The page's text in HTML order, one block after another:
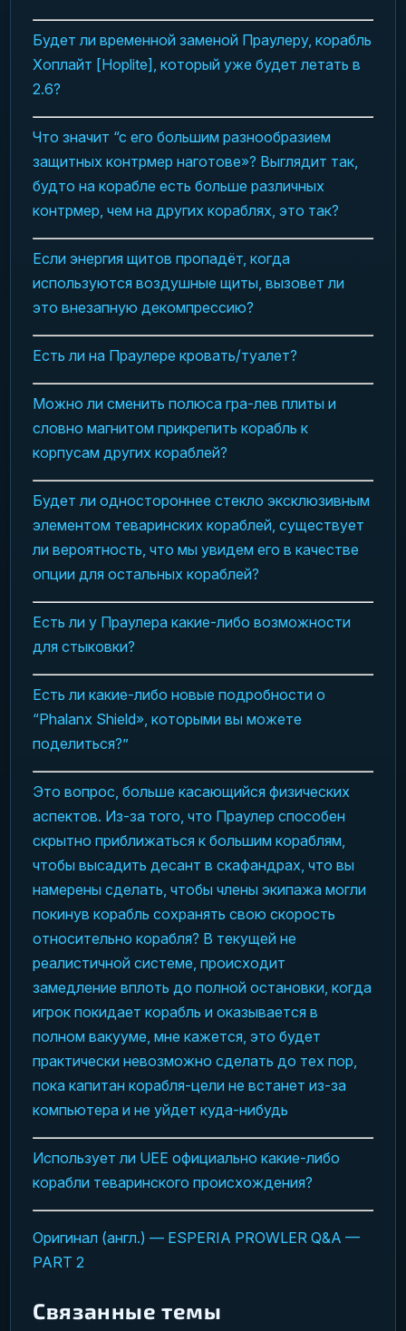
Будет ли временной заменой Праулеру, корабль
Хоплайт [Hoplite], который уже будет летать в
2.6?
Что значит “с его большим разнообразием
защитных контрмер наготове»? Выглядит так,
будто на корабле есть больше различных
контрмер, чем на других кораблях, это так?
Если энергия щитов пропадёт, когда
используются воздушные щиты, вызовет ли
это внезапную декомпрессию?
Есть ли на Праулере кровать/туалет?
Можно ли сменить полюса гра-лев плиты и
словно магнитом прикрепить корабль к
корпусам других кораблей?
Будет ли одностороннее стекло эксклюзивным
элементом теваринских кораблей, существует
ли вероятность, что мы увидем его в качестве
опции для остальных кораблей?
Есть ли у Праулера какие-либо возможности
для стыковки?
Есть ли какие-либо новые подробности о
“Phalanx Shield», которыми вы можете
поделиться?”
Это вопрос, больше касающийся физических
аспектов. Из-за того, что Праулер способен
скрытно приближаться к большим кораблям,
чтобы высадить десант в скафандрах, что вы
намерены сделать, чтобы члены экипажа могли
покинув корабль сохранять свою скорость
относительно корабля? В текущей не
реалистичной системе, происходит
замедление вплоть до полной остановки, когда
игрок покидает корабль и оказывается в
полном вакууме, мне кажется, это будет
практически невозможно сделать до тех пор,
пока капитан корабля-цели не встанет из-за
компьютера и не уйдет куда-нибудь
Использует ли UEE официально какие-либо
корабли теваринского происхождения?
Оригинал (англ.) — ESPERIA PROWLER Q&A —
PART 2
Связанные темы